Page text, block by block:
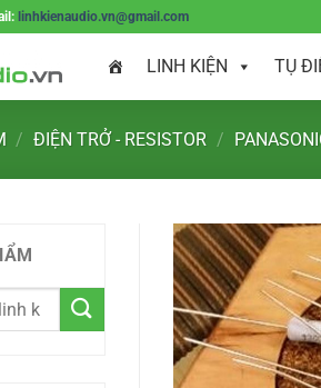
linhkienaudio.vn@gmail.com
LINH KIỆN TỤ
/ ĐIỆN TRỞ - RESISTOR /